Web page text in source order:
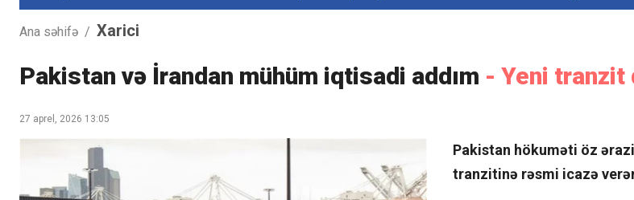
Ana səhifə / Xarici
Pakistan və İrandan mühüm iqtisadi addım - Yeni tranzit
27 aprel, 2026 13:05
Pakistan hökuməti öz
tranzitinə rəsmi icazə